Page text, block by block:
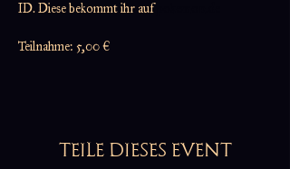
ID. Diese bekommt ihr auf
Teilnahme: 5,00 €
TEILE DIESES EVENT